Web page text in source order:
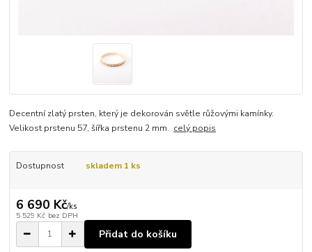
Decentní zlatý prsten, který je dekorován světle růžovými kamínky.
Velikost prstenu 57, šířka prstenu 2 mm. celý popis
Dostupnost skladem 1 ks
6 690 Kč/ks
5 529 Kč bez DPH
Přidat do košíku